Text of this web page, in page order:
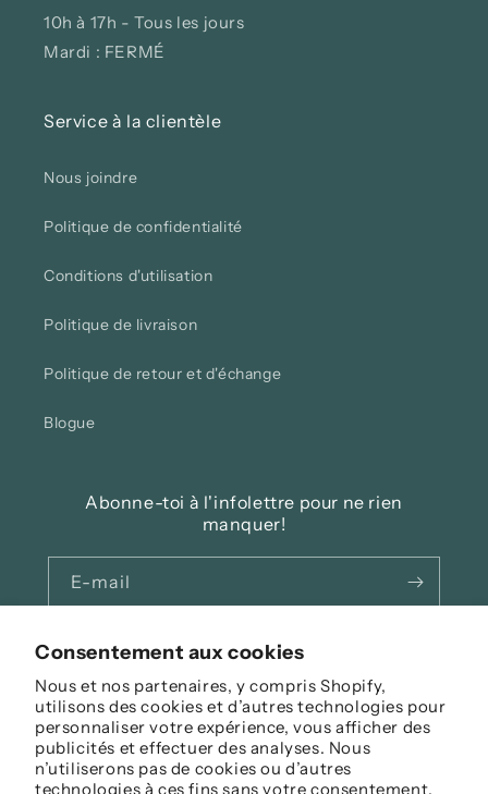
Consentement aux cookies
Nous et nos partenaires, y compris Shopify,
utilisons des cookies et d’autres technologies pour
personnaliser votre expérience, vous afficher des
publicités et effectuer des analyses. Nous
n’utiliserons pas de cookies ou d’autres
technologies à ces fins sans votre consentement.
10h à 17h - Tous les jours
Mardi : FERMÉ
Service à la clientèle
Nous joindre
Politique de confidentialité
Conditions d'utilisation
Politique de livraison
Politique de retour et d'échange
Blogue
Abonne-toi à l'infolettre pour ne rien
manquer!
E-mail
FacebookInstagram
Langue
Français